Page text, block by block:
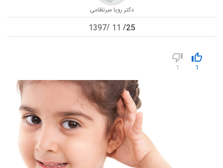
دکتر رویا میرنظامی
25
11
1397
1
1